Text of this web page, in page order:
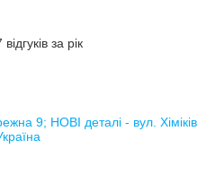
за рік
9; НОВІ деталі - вул. Хіміків